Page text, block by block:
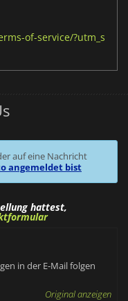
of-service/?utm_s
auf eine Nachricht
angemeldet bist
hattest,
in der E-Mail folgen
Original anzeigen